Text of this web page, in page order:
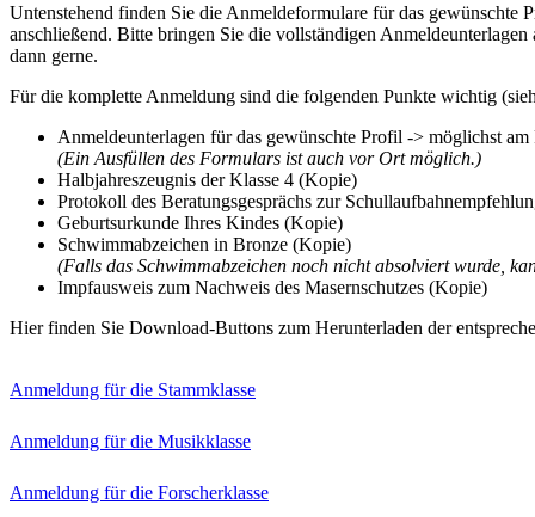
Untenstehend finden Sie die Anmeldeformulare für das
anschließend. Bitte bringen Sie die vollständigen
dann gerne.
Für die komplette Anmeldung sind die folgenden Punkte wichtig
Anmeldeunterlagen für das gewünschte Profil -> möglichst
(Ein Ausfüllen des Formulars ist auch vor Ort möglich.)
Halbjahreszeugnis der Klasse 4 (Kopie)
Protokoll des Beratungsgesprächs zur
Geburtsurkunde Ihres Kindes (Kopie)
Schwimmabzeichen in Bronze (Kopie)
(Falls das Schwimmabzeichen noch nicht absolviert wurde,
Impfausweis zum Nachweis des Masernschutzes (Kopie)
Hier finden Sie Download-Buttons zum Herunterladen der
Anmeldung für die Stammklasse
Anmeldung für die Musikklasse
Anmeldung für die Forscherklasse